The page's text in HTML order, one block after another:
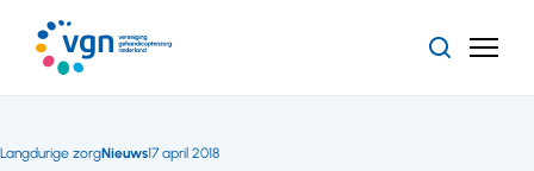
naar
hoofdinhoud
ZoekenMenu
Langdurige zorgNieuws17 april 2018